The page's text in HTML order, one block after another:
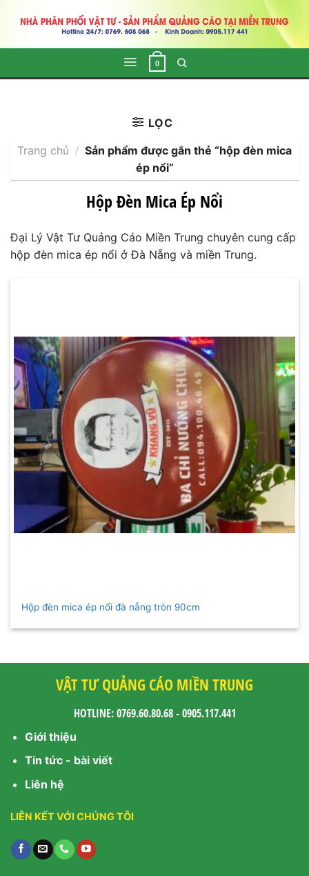
0
Hộp Đèn Mica Ép Nổi
Trang chủ / Sản phẩm được gắn thẻ “hộp đèn mica
ép nổi”
LỌC
Đại Lý Vật Tư Quảng Cáo Miền Trung chuyên cung cấp
hộp đèn mica ép nổi ở Đà Nẵng và miền Trung.
Hộp đèn mica ép nổi đà nẵng tròn 90cm
VẬT TƯ QUẢNG CÁO MIỀN TRUNG
HOTLINE: 0769.60.80.68 - 0905.117.441
Giới thiệu
Tin tức - bài viết
Liên hệ
LIÊN KẾT VỚI CHÚNG TÔI